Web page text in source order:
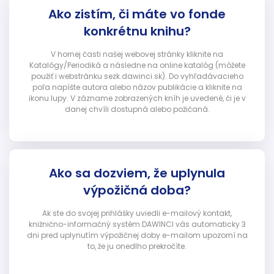
Ako zistím, či máte vo fonde
konkrétnu knihu?
V hornej časti našej webovej stránky kliknite na
Katalógy/Periodiká a následne na online katalóg (môžete
použiť i webstránku sezk.dawinci.sk). Do vyhľadávacieho
poľa napíšte autora alebo názov publikácie a kliknite na
ikonu lupy. V zázname zobrazených kníh je uvedené, či je v
danej chvíli dostupná alebo požičaná.
Ako sa dozviem, že uplynula
výpožičná doba?
Ak ste do svojej prihlášky uviedli e-mailový kontakt,
knižnično-informačný systém DAWINCI vás automaticky 3
dni pred uplynutím výpožičnej doby e-mailom upozorní na
to, že ju onedlho prekročíte.